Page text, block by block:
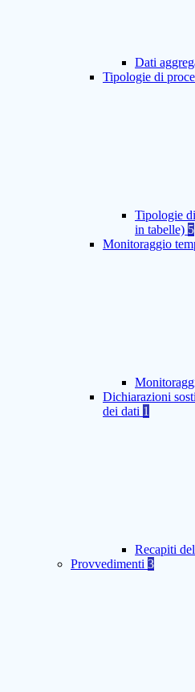
Dati
Tipologie di
Tipologie
in tabelle) 5
Monitoraggio
Dichiarazioni
dei dati 1
Recapiti
Provvedimenti 3